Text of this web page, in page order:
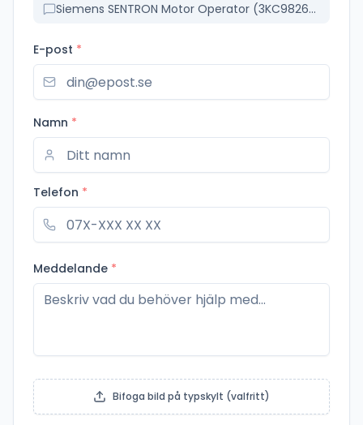
Siemens SENTRON Motor Operator (3KC9826-5)
E-post *
Namn *
Telefon *
Meddelande *
Bifoga bild på typskylt (valfritt)